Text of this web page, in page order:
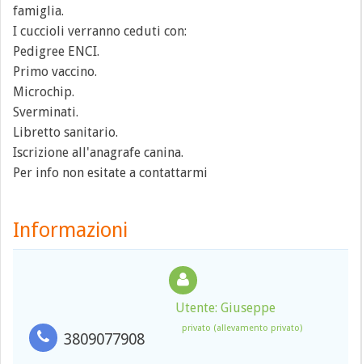
famiglia.
I cuccioli verranno ceduti con:
Pedigree ENCI.
Primo vaccino.
Microchip.
Sverminati.
Libretto sanitario.
Iscrizione all'anagrafe canina.
Per info non esitate a contattarmi
Informazioni
3809077908
Utente: Giuseppe
privato (allevamento privato)